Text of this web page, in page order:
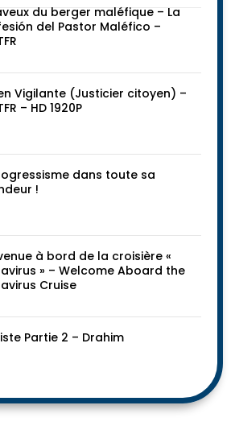
du berger maléfique – La
del Pastor Maléfico –
Vigilante (Justicier citoyen) –
– HD 1920P
dans toute sa
!
à bord de la croisière «
» – Welcome Aboard the
Cruise
Partie 2 – Drahim